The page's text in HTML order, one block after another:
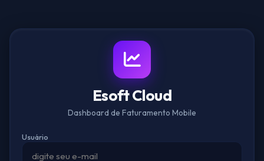
Esoft Cloud
Dashboard de Faturamento Mobile
Usuário